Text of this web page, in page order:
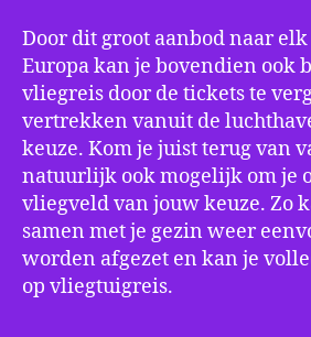
Door dit groot aanbod naar
Europa kan je bovendien ook
vliegreis door de tickets te
vertrekken vanuit de
keuze. Kom je juist terug van
natuurlijk ook mogelijk om je
vliegveld van jouw keuze. Zo
samen met je gezin weer
worden afgezet en kan je
op vliegtuigreis.